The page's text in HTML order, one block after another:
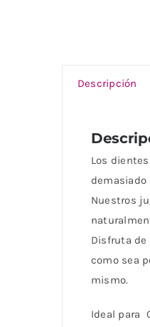
Descripción
Los
demasiado
Nuestros
Disfruta de
como sea
mismo.
Ideal para